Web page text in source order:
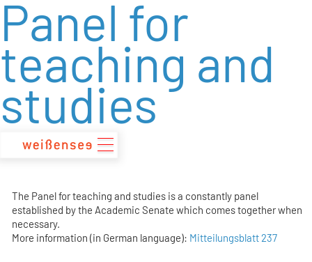
zum
Inhalt
Panel for
teaching and
studies
The Panel for teaching and studies is a constantly panel
established by the Academic Senate which comes together when
necessary.
More information (in German language): Mitteilungsblatt 237